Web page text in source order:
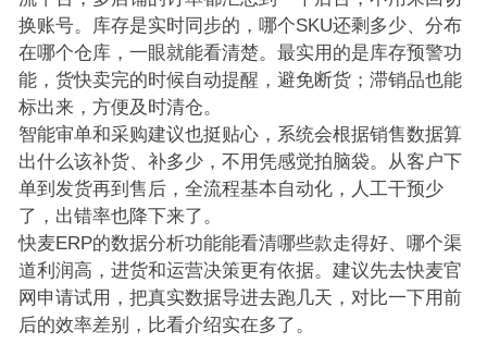
换账号。库存是实时同步的，哪个SKU还剩多少、分布
在哪个仓库，一眼就能看清楚。最实用的是库存预警功
能，货快卖完的时候自动提醒，避免断货；滞销品也能
标出来，方便及时清仓。
智能审单和采购建议也挺贴心，系统会根据销售数据算
出什么该补货、补多少，不用凭感觉拍脑袋。从客户下
单到发货再到售后，全流程基本自动化，人工干预少
了，出错率也降下来了。
快麦ERP的数据分析功能能看清哪些款走得好、哪个渠
道利润高，进货和运营决策更有依据。建议先去快麦官
网申请试用，把真实数据导进去跑几天，对比一下用前
后的效率差别，比看介绍实在多了。